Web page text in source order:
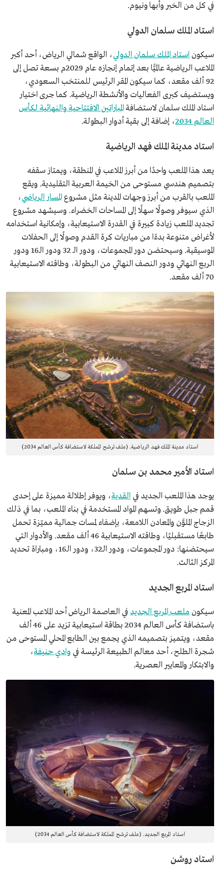
في كل من الخبر وأبها ونيوم.
استاد الملك سلمان الدولي
سيكون استاد الملك سلمان الدولي، الواقع شمالي الرياض، أحد أكبر
الملاعب الرياضية عالميًّا بعد إتمام إنجازه عام 2029م بسعة تصل إلى
92 ألف مقعد، كما سيكون المقر الرئيس للمنتخب السعودي،
ويستضيف كبرى الفعاليات والأنشطة الرياضية. كما جرى اختيار
استاد الملك سلمان لاستضافةالمباراتين الافتتاحية والنهائية لكأس
العالم 2034
، إضافة إلى بقية أدوار البطولة.
استاد مدينة الملك فهد الرياضية
يعد هذا الملعب واحدًا من أبرز الملاعب في المنطقة، ويمتاز سقفه
بتصميم هندسي مستوحى من الخيمة العربية التقليدية. ويقع
الملعب بالقرب من أبرز وجهات المدينة مثل مشروع المسار الرياضي،
الذي سيوفر وصولًا سهلًا إلى المساحات الخضراء. وسيشهد مشروع
تجديد الملعب زيادة كبيرة في القدرة الاستيعابية، وإمكانية استخدامه
لأغراض متنوعة بدءًا من مباريات كرة القدم وصولًا إلى الحفلات
الموسيقية. وسيحتضن دور المجموعات، ودور الـ 32 ودور الـ16 ودور
الربع النهائي ودور النصف النهائي من البطولة، وطاقته الاستيعابية
70 ألف مقعد.
استاد مدينة الملك فهد الرياضية. (ملف ترشح المملكة لاستضافة كأس العالم 2034)
استاد الأمير محمد بن سلمان
يوجد هذا الملعب الجديد في القدية، ويوفر إطلالة مميزة على إحدى
قمم جبل طويق. وتسهم المواد المستخدمة في بناء الملعب، بما في ذلك
الزجاج الملوَّن والمعادن اللامعة، بإضفاء لمسات جمالية مميّزة تحمل
طابعًا مستقبليًا، وطاقته الاستيعابية 46 ألف مقعد. والأدوار التي
سيحتضنها: دور المجموعات، ودور الـ32، ودور الـ16، ومباراة تحديد
المركز الثالث.
استاد المربع الجديد
سيكون ملعب المربع الجديد في العاصمة الرياض أحد الملاعب المعنية
باستضافة كأس العالم 2034 بطاقة استيعابية تزيد على 46 ألف
مقعد، ويتميز بتصميمه الذي يجمع بين الطابع المحلي المستوحى من
شجرة الطلح، أحد معالم الطبيعة الرئيسة في وادي حنيفة،
والابتكار والمعايير العصرية.
استاد المربع الجديد. (ملف ترشح المملكة لاستضافة كأس العالم 2034)
استاد روشن